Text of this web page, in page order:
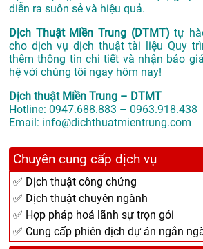
diễn ra suôn sẻ và hiệu quả.
Dịch Thuật Miền Trung (DTMT) tự
cho dịch vụ dịch thuật tài liệu Quy
thêm thông tin chi tiết và nhận báo
hệ với chúng tôi ngay hôm nay!
Dịch thuật Miền Trung – DTMT
Hotline: 0947.688.883 – 0963.918.438
Email: info@dichthuatmientrung.com
Chuyên cung cấp dịch vụ
✅ Dịch thuật công chứng
✅ Dịch thuật chuyên ngành
✅ Hợp pháp hoá lãnh sự trọn gói
✅ Cung cấp phiên dịch dự án ngắn